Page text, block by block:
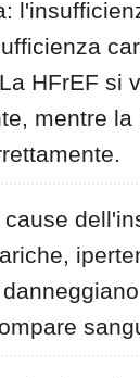
HFrEF si
mentre
cause